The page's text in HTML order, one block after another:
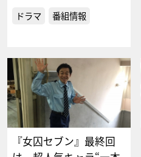
ドラマ 番組情報
『女囚セブン』最終回